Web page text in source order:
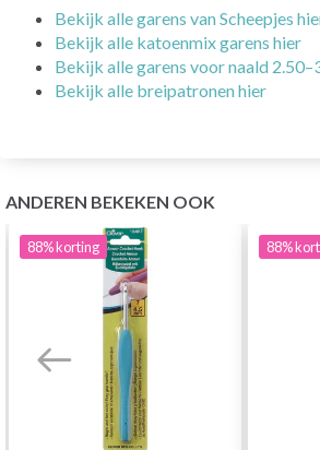
Bekijk alle garens van Scheepjes
Bekijk alle katoenmix garens hier
Bekijk alle garens voor naald
Bekijk alle breipatronen hier
ANDEREN BEKEKEN OOK
88%korting 88%